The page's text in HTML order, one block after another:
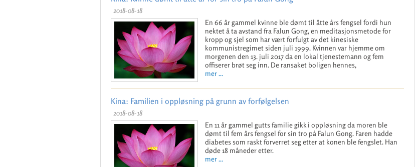
2018-08-18
En 66 år gammel kvinne ble dømt til åtte års fengsel fordi hun
nektet å ta avstand fra Falun Gong, en meditasjonsmetode for
kropp og sjel som har vært forfulgt av det kinesiske
kommunistregimet siden juli 1999. Kvinnen var hjemme om
morgenen den 13. juli 2017 da en lokal tjenestemann og fem
offiserer brøt seg inn. De ransaket boligen hennes,
mer ...
Kina: Familien i oppløsning på grunn av forfølgelsen
2018-08-18
En 11 år gammel gutts familie gikk i oppløsning da moren ble
dømt til fem års fengsel for sin tro på Falun Gong. Faren hadde
diabetes som raskt forverret seg etter at konen ble fengslet. Han
døde 18 måneder etter.
mer ...